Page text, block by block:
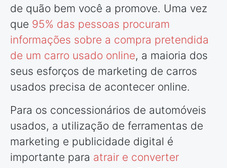
de quão bem você a promove. Uma vez
que 95% das pessoas procuram
informações sobre a compra pretendida
de um carro usado online, a maioria dos
seus esforços de marketing de carros
usados precisa de acontecer online.
Para os concessionários de automóveis
usados, a utilização de ferramentas de
marketing e publicidade digital é
importante para atrair e converter